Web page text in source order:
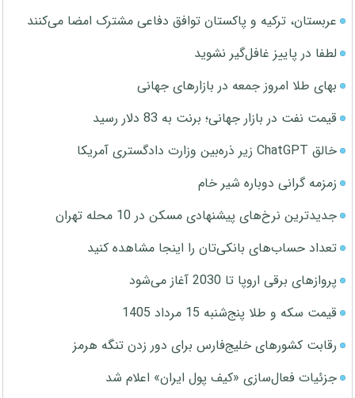
عربستان، ترکیه و پاکستان توافق دفاعی مشترک امضا می‌کنند
لطفا در پاییز غافل‌گیر نشوید
بهای طلا امروز جمعه در بازارهای جهانی
قیمت نفت در بازار جهانی؛ برنت به 83 دلار رسید
خالق ChatGPT زیر ذره‌بین وزارت دادگستری آمریکا
زمزمه گرانی دوباره شیر خام
جدیدترین نرخ‌های پیشنهادی مسکن در 10 محله تهران
تعداد حساب‌های بانکی‌تان را اینجا مشاهده کنید
پروازهای برقی اروپا تا 2030 آغاز می‌شود
قیمت سکه و طلا پنج‌شنبه 15 مرداد 1405
رقابت کشورهای خلیج‌فارس برای دور زدن تنگه هرمز
جزئیات فعال‌سازی «کیف پول ایران» اعلام شد